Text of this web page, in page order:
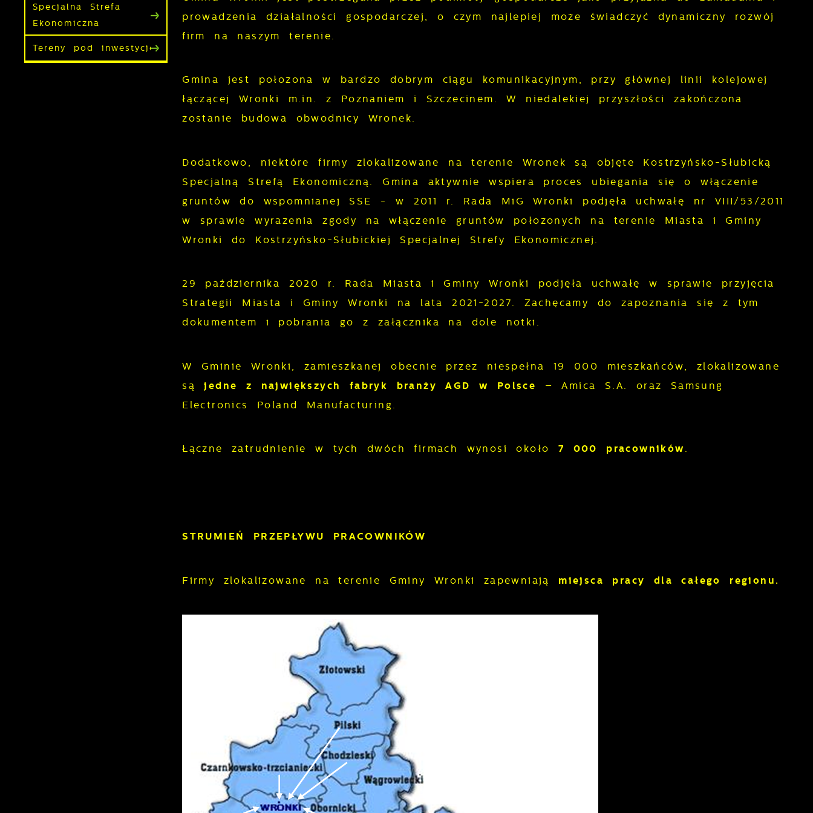
Specjalna Strefa
Ekonomiczna
Tereny pod inwestycje
prowadzenia działalności gospodarczej, o czym najlepiej może świadczyć dynamiczny rozwój
firm na naszym terenie.
Gmina jest położona w bardzo dobrym ciągu komunikacyjnym, przy głównej linii kolejowej
łączącej Wronki m.in. z Poznaniem i Szczecinem. W niedalekiej przyszłości zakończona
zostanie budowa obwodnicy Wronek.
Dodatkowo, niektóre firmy zlokalizowane na terenie Wronek są objęte Kostrzyńsko-Słubicką
Specjalną Strefą Ekonomiczną. Gmina aktywnie wspiera proces ubiegania się o włączenie
gruntów do wspomnianej SSE - w 2011 r. Rada MiG Wronki podjęła uchwałę nr VIII/53/2011
w sprawie wyrażenia zgody na włączenie gruntów położonych na terenie Miasta i Gminy
Wronki do Kostrzyńsko-Słubickiej Specjalnej Strefy Ekonomicznej.
29 października 2020 r. Rada Miasta i Gminy Wronki podjęła uchwałę w sprawie przyjęcia
Strategii Miasta i Gminy Wronki na lata 2021-2027. Zachęcamy do zapoznania się z tym
dokumentem i pobrania go z załącznika na dole notki.
W Gminie Wronki, zamieszkanej obecnie przez niespełna 19 000 mieszkańców, zlokalizowane
sąjedne z największych fabryk branży AGD w Polsce
– Amica S.A. oraz Samsung
Electronics Poland Manufacturing.
Łączne zatrudnienie w tych dwóch firmach wynosi około 7 000 pracowników.
STRUMIEŃ PRZEPŁYWU PRACOWNIKÓW
Firmy zlokalizowane na terenie Gminy Wronki zapewniają miejsca pracy dla całego regionu.
Ustawienia
Szanujemy Twoją prywatność. Możesz zmienić ustawienia
cookies lub zaakceptować je wszystkie. W dowolnym
momencie możesz dokonać zmiany swoich ustawień.